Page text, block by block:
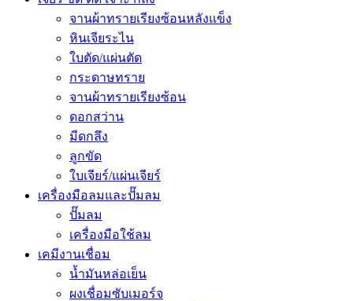
จานผ้าทรายเรียงซ้อนหลังแข็ง
หินเจียระไน
ใบตัด/แผ่นตัด
กระดาษทราย
จานผ้าทรายเรียงซ้อน
ดอกสว่าน
มีดกลึง
ลูกขัด
ใบเจียร์/แผ่นเจียร์
เครื่องมือลมและปั๊มลม
ปั๊มลม
เครื่องมือใช้ลม
เคมีงานเชื่อม
น้ำมันหล่อเย็น
ผงเชื่อมซับเมอร์จ